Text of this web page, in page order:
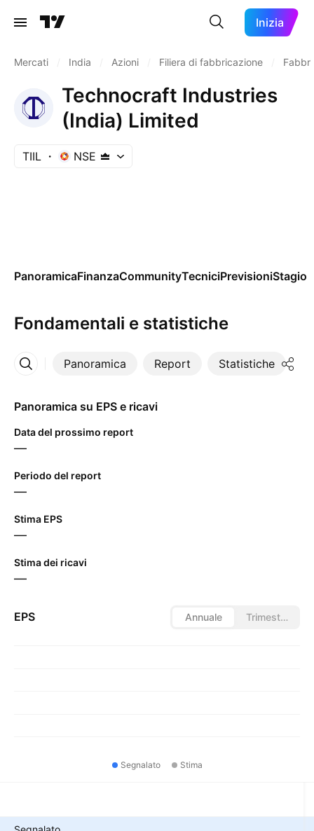
Inizia
Mercati India Azioni Filiera di fabbricazione
Technocraft Industries
(India) Limited
TIIL NSE
PanoramicaFinanzaCommunityTecniciPrevisioni
Fondamentali e statistiche
Panoramica Report Statistiche
Altro
Panoramica su EPS e ricavi
Data del prossimo report
—
Periodo del report
—
Stima EPS
—
Stima dei ricavi
—
EPS Annuale Trimestrale
Segnalato Stima